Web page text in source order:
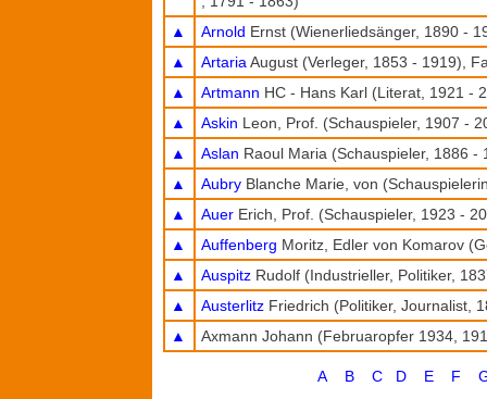
▲
Arnold Ernst (Wienerliedsänger, 1890 -
▲
Artaria August (Verleger, 1853 - 1919),
▲
Artmann HC - Hans Karl (Literat, 1921 -
▲
Askin Leon, Prof. (Schauspieler, 1907 -
▲
Aslan Raoul Maria (Schauspieler, 1886 -
▲
Aubry Blanche Marie, von
▲
Auer Erich, Prof. (Schauspieler, 1923 -
▲
Auffenberg Moritz, Edler von Komarov
▲
Auspitz Rudolf (Industrieller, Politiker,
▲
Austerlitz Friedrich (Politiker, Journalist,
▲
Axmann Johann (Februaropfer 1934,
A B C D E F